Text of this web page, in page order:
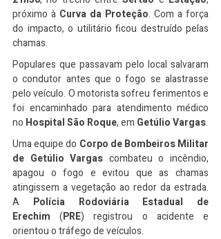
próximo à Curva da Proteção. Com a força
do impacto, o utilitário ficou destruído pelas
chamas.
Populares que passavam pelo local salvaram
o condutor antes que o fogo se alastrasse
pelo veículo. O motorista sofreu ferimentos e
foi encaminhado para atendimento médico
no Hospital São Roque, em Getúlio Vargas.
Uma equipe do Corpo de Bombeiros Militar
de Getúlio Vargas combateu o incêndio,
apagou o fogo e evitou que as chamas
atingissem a vegetação ao redor da estrada.
A Polícia Rodoviária Estadual de
Erechim (PRE) registrou o acidente e
orientou o tráfego de veículos.